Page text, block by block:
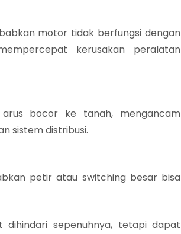
motor tidak berfungsi dengan
kerusakan peralatan
bocor ke tanah, mengancam
sistem distribusi.
petir atau switching besar bisa
dihindari sepenuhnya, tetapidapat